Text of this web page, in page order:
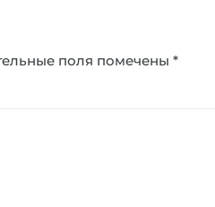
поля помечены *